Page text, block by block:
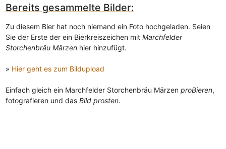
Bereits gesammelte Bilder:
Zu diesem Bier hat noch niemand ein Foto hochgeladen. Seien
Sie der Erste der ein Bierkreiszeichen mit Marchfelder
Storchenbräu Märzenhier hinzufügt.
» Hier geht es zum Bildupload
Einfach gleich ein Marchfelder Storchenbräu Märzen proBieren,
fotografieren und das Bild prosten.